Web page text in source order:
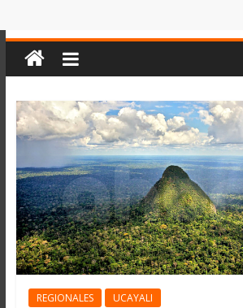
REGIONALES UCAYALI